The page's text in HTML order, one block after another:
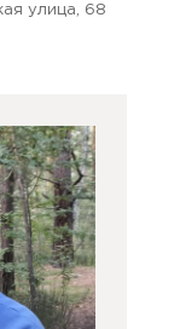
улица, 68